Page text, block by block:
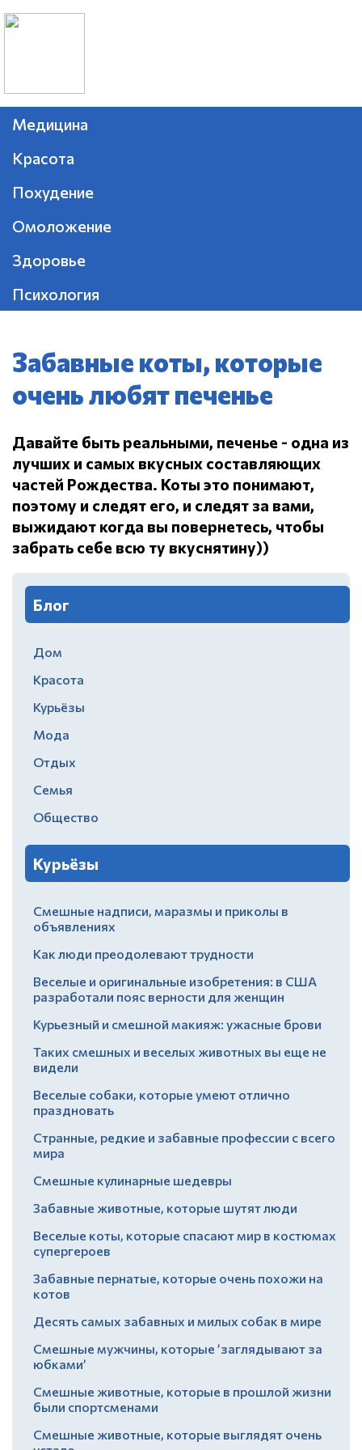
Медицина
Красота
Похудение
Омоложение
Здоровье
Психология
Забавные коты, которые
очень любят печенье
Давайте быть реальными, печенье - одна из
лучших и самых вкусных составляющих
частей Рождества. Коты это понимают,
поэтому и следят его, и следят за вами,
выжидают когда вы повернетесь, чтобы
забрать себе всю ту вкуснятину))
Блог
Дом
Красота
Курьёзы
Мода
Отдых
Семья
Общество
Курьёзы
Смешные надписи, маразмы и приколы в
объявлениях
Как люди преодолевают трудности
Веселые и оригинальные изобретения: в США
разработали пояс верности для женщин
Курьезный и смешной макияж: ужасные брови
Таких смешных и веселых животных вы еще не
видели
Веселые собаки, которые умеют отлично
праздновать
Странные, редкие и забавные профессии с всего
мира
Смешные кулинарные шедевры
Забавные животные, которые шутят люди
Веселые коты, которые спасают мир в костюмах
супергероев
Забавные пернатые, которые очень похожи на
котов
Десять самых забавных и милых собак в мире
Смешные мужчины, которые ’заглядывают за
юбками’
Смешные животные, которые в прошлой жизни
были спортсменами
Смешные животные, которые выглядят очень